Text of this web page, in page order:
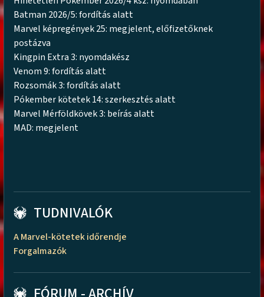
Batman 2026/5: fordítás alatt
Marvel képregények 25: megjelent, előfizetőknek
postázva
Kingpin Extra 3: nyomdakész
Venom 9: fordítás alatt
Rozsomák 3: fordítás alatt
Pókember kötetek 14: szerkesztés alatt
Marvel Mérföldkövek 3: beírás alatt
MAD: megjelent
TUDNIVALÓK
A Marvel-kötetek időrendje
Forgalmazók